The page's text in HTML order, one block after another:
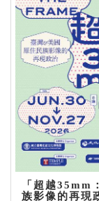
「超越35mm
族影像的再現